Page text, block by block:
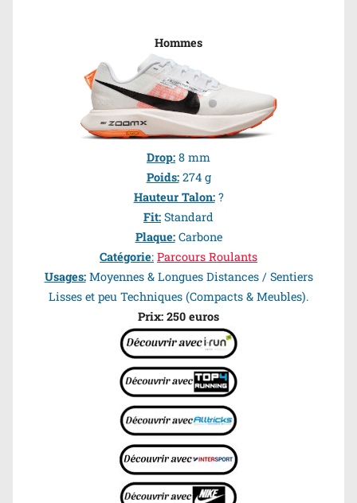
Hommes
Drop: 8 mm
Poids:274 g
Hauteur Talon:?
Fit: Standard
Plaque:Carbone
Catégorie: Parcours Roulants
Usages:Moyennes & Longues Distances / Sentiers
Lisses et peu Techniques (Compacts & Meubles).
Prix: 250 euros